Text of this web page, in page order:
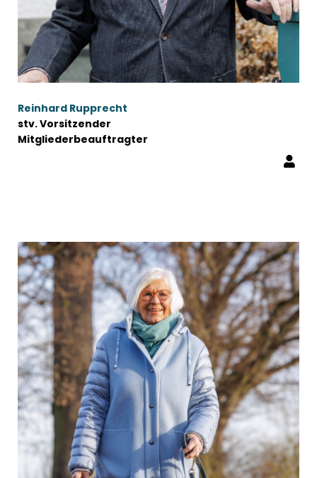
Reinhard Rupprecht
stv. Vorsitzender
Mitgliederbeauftragter